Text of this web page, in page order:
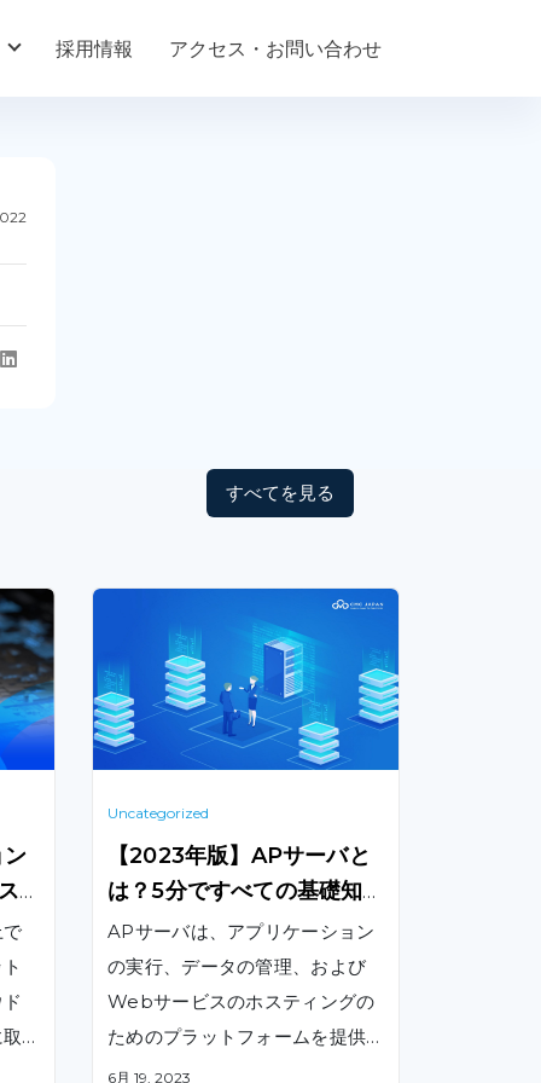
採用情報 アクセス・お問い合わせ
すべてを見る
ン
Uncategorized
【2023年版】APサーバと
は？5分ですべての基礎知
識がわかる！
APサーバは、アプリケーション
の実行、データの管理、および
Webサービスのホスティングの
ためのプラットフォームを提供
するタイプのサーバです。本ブ
6月 19, 2023